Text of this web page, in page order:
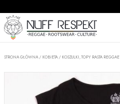
STRONA GŁÓWNA / KOBIETA / KOSZULKI, TOPY RASTA REGGAE